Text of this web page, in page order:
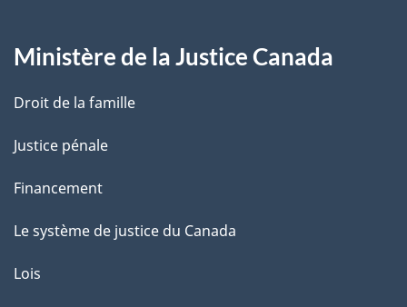
e
Ministère de la Justice Canada
Droit de la famille
Justice pénale
Financement
Le système de justice du Canada
Lois